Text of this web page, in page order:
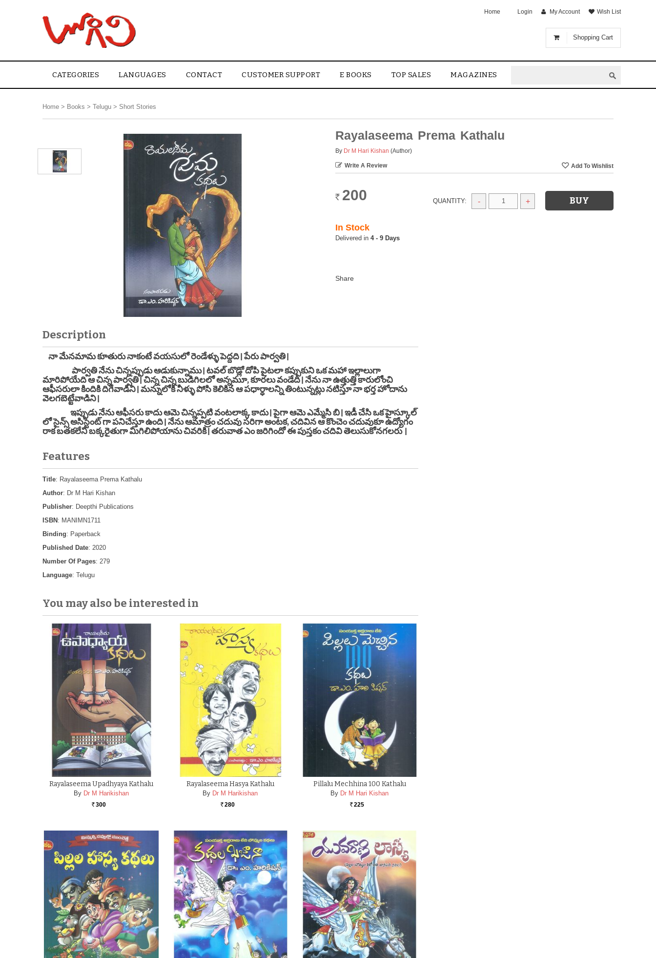
Shopping Cart
Home Login My Account Wish List
CATEGORIES LANGUAGES CONTACT CUSTOMER SUPPORT E BOOKS TOP SALES MAGAZINES
Home > Books > Telugu > Short Stories
Rayalaseema Prema Kathalu
By Dr M Hari Kishan (Author)
Write A Review
Rs. 200 QUANTITY: - +
In Stock
4 - 9 Days
Description
నా మేనమామ కూతురు నాకంటే వయసులో రెండేళ్ళు పెద్దది। పేరు పార్వతి।
పార్వతి నేను చిన్నప్పుడు ఆడుకున్నాము। టవల్ బొడ్లో దోపి పైటలా కప్పుకుని ఒక మహా ఇల్లాలుగా
మారిపోయేది ఆ చిన్న పార్వతి। చిన్న చిన్న బుడిగిలలో అన్నమూ, కూరలు వండేది। నేను నా ఉత్తుత్తి కారులోంచి
ఆఫీసరులా కిందికి దిగేవాడిని। మన్నులోకి నీళ్ళు పోసి కెలికిన ఆ పధార్ధాలన్ని తింటున్నట్లు నటిస్తూ నా భర్త హోదాను
వెలగబెట్టేవాడిని।
ఇప్పుడు నేను ఆఫీసరు కాదు ఆమె చిన్నప్పటి వంటలాక్క కాదు। పైగా ఆమె ఎమ్మేసి బి। ఇడీ చేసి ఒక హైస్కూల్
లో సైన్స్ అసిస్టెంట్ గా పనిచేస్తూ ఉంది। నేను ఆమాత్రం చదువు సరిగా అంటక, చదివిన ఆ కొంచెం చదువుకూ ఉద్యోగం
రాక బతకలేని బక్కరైతుగా మిగిలిపోయాను చివరికి। తరువాత ఎం జరిగిందో ఈ పుస్తకం చదివి తెలుసుకోనగలరు ।
Features
Title: Rayalaseema Prema Kathalu
Author: Dr M Hari Kishan
Publisher: Deepthi Publications
ISBN : MANIMN1711
Binding: Paperback
Published Date: 2020
Number Of Pages: 279
Language: Telugu
You may also be interested in
Rayalaseema Upadhyaya Kathalu
By Dr M Harikishan
Rs. 300
Rayalaseema Hasya Kathalu
By Dr M Harikishan
Rs. 280
Pillalu Mechhina 100 Kathalu
By Dr M Hari Kishan
Rs. 225